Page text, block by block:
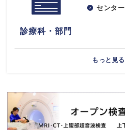
診療科・部門
センター
もっと見る